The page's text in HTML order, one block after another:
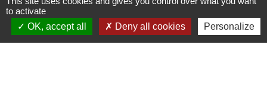
to activate
OK, accept all
Deny all cookies Personalize